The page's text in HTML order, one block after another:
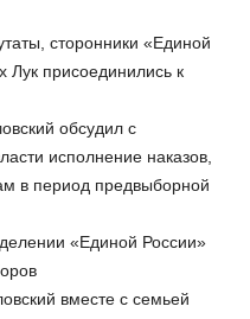
сторонники «Единой
Лук присоединились к
обсудил с
исполнение наказов,
в период предвыборной
«Единой России»
вместе с семьей